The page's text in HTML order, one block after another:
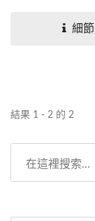
太網2.5G...
細節
結果 1 - 2 的 2